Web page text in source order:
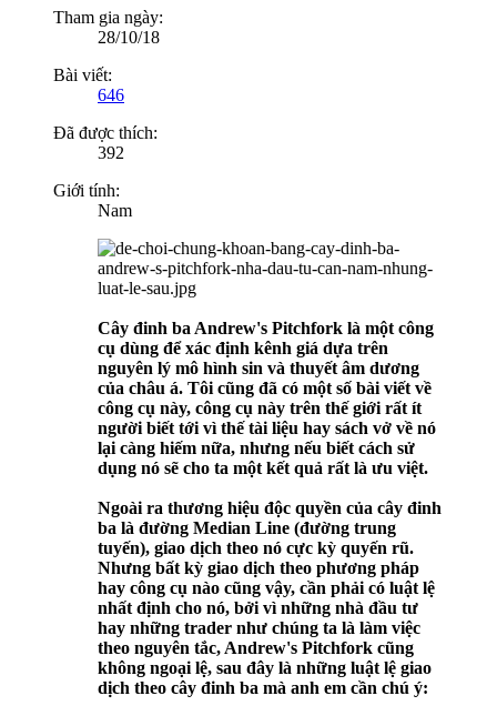
Tham gia ngày:
28/10/18
Bài viết:
646
Đã được thích:
392
Giới tính:
Nam
Cây đinh ba Andrew's Pitchfork là một công
cụ dùng để xác định kênh giá dựa trên
nguyên lý mô hình sin và thuyết âm dương
của châu á. Tôi cũng đã có một số bài viết về
công cụ này, công cụ này trên thế giới rất ít
người biết tới vì thế tài liệu hay sách vở về nó
lại càng hiếm nữa, nhưng nếu biết cách sử
dụng nó sẽ cho ta một kết quả rất là ưu việt.
Ngoài ra thương hiệu độc quyền của cây đinh
ba là đường Median Line (đường trung
tuyến), giao dịch theo nó cực kỳ quyến rũ.
Nhưng bất kỳ giao dịch theo phương pháp
hay công cụ nào cũng vậy, cần phải có luật lệ
nhất định cho nó, bởi vì những nhà đầu tư
hay những trader như chúng ta là làm việc
theo nguyên tắc, Andrew's Pitchfork cũng
không ngoại lệ, sau đây là những luật lệ giao
dịch theo cây đinh ba mà anh em cần chú ý: